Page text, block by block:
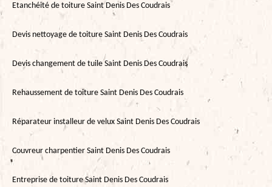
Etanchéité de toiture Saint Denis Des Coudrais
Devis nettoyage de toiture Saint Denis Des Coudrais
Devis changement de tuile Saint Denis Des Coudrais
Rehaussement de toiture Saint Denis Des Coudrais
Réparateur installeur de velux Saint Denis Des Coudrais
Couvreur charpentier Saint Denis Des Coudrais
Entreprise de toiture Saint Denis Des Coudrais